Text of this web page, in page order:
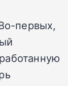
первых,